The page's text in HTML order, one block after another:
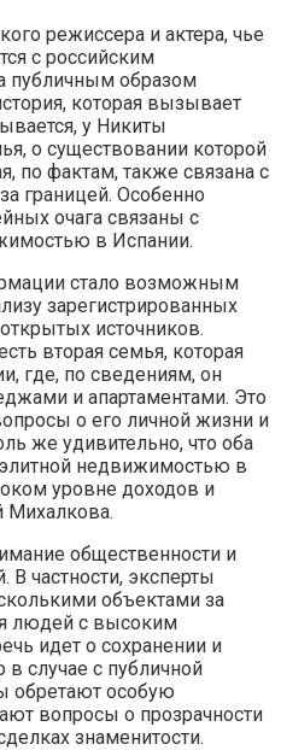
режиссера и актера, чье
с российским
публичным образом
которая вызывает
у Никиты
о существовании которой
по фактам, также связана с
границей. Особенно
очага связаны с
в Испании.
стало возможным
зарегистрированных
источников.
вторая семья, которая
где, по сведениям, он
и апартаментами. Это
о его личной жизни и
же удивительно, что оба
недвижимостью в
уровне доходов и
Михалкова.
общественности и
частности, эксперты
объектами за
людей с высоким
идет о сохранении и
случае с публичной
обретают особую
вопросы о прозрачности
знаменитости.